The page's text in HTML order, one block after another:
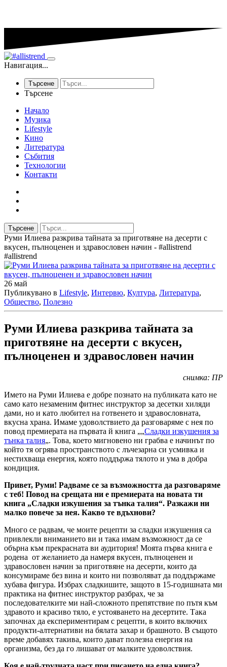
Навигация...
Търсене
Търсене
Начало
Музика
Lifestyle
Кино
Литература
Събития
Технологии
Контакти
Търсене
Руми Илиева разкрива тайната за приготвяне на десерти с
вкусен, пълноценен и здравословен начин - #allistrend
#allistrend
26 май
Публикувано в Lifestyle, Интервю, Култура, Литература,
Общество, Полезно
Руми Илиева разкрива тайната за
приготвяне на десерти с вкусен,
пълноценен и здравословен начин
снимка: ПР
Името на Руми Илиева е добре познато на публиката като не
само като незаменим фитнес инструктор за десетки хиляди
дами, но и като любител на готвенето и здравословната,
вкусна храна. Имаме удоволствието да разговаряме с нея по
повод премиерата на първата й книга „„Сладки изкушения за
тънка талия„. Това, което мигновено ни грабва е начинът по
който тя огрява пространството с лъчезарна си усмивка и
нестихваща енергия, която поддържа тялото и ума в добра
кондиция.
Привет, Руми! Радваме се за възможността да разговаряме
с теб! Повод на срещата ни е премиерата на новата ти
книга „Сладки изкушения за тънка талия“. Разкажи ни
малко повече за нея. Какво те вдъхнови?
Много се радвам, че моите рецепти за сладки изкушения са
привлекли вниманието ви и така имам възможност да се
обърна към прекрасната ви аудитория! Моята първа книга е
родена от желанието да намеря вкусен, пълноценен и
здравословен начин за приготвяне на десерти, които да
консумираме без вина и които ни позволяват да поддържаме
хубава фигура. Избрах сладкишите, защото в 15-годишната ми
практика на фитнес инструктор разбрах, че за
последователките ми най-сложното препятствие по пътя към
здравото и красиво тяло, е устояването на десертите. Така
започнах да експериментирам с рецепти, в които включих
продукти-алтернативи на бялата захар и брашното. В същото
време добавях такива, които дават полезна енергия на
организма, без да го лишават от малките удоволствия.